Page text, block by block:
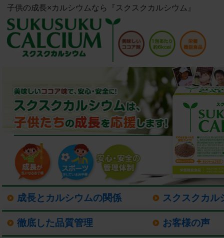
子供の成長×カルシウムなら『スクスクカルシウム』
成長とカルシウムの関係 スクスクカル
徹底した品質管理 お客様の声